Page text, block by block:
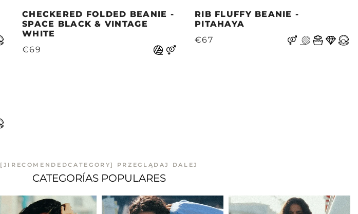
CHECKERED FOLDED BEANIE -
SPACE BLACK & VINTAGE
WHITE
€69
RIB FLUFFY BEANIE -
PITAHAYA
€67
[JIRECOMENDEDCATEGORY] PRZEGLĄDAJ DALEJ
CATEGORÍAS POPULARES